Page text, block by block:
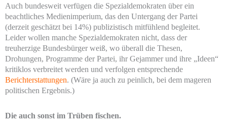
Auch bundesweit verfügen die Spezialdemokraten über ein
beachtliches Medienimperium, das den Untergang der Partei
(derzeit geschätzt bei 14%) publizistisch mitfühlend begleitet.
Leider wollen manche Spezialdemokraten nicht, dass der
treuherzige Bundesbürger weiß, wo überall die Thesen,
Drohungen, Programme der Partei, ihr Gejammer und ihre „Ideen“
kritiklos verbreitet werden und verfolgen entsprechende
Berichterstattungen. (Wäre ja auch zu peinlich, bei dem mageren
politischen Ergebnis.)
Die auch sonst im Trüben fischen.